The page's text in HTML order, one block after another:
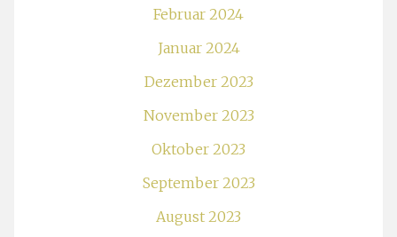
Februar 2024
Januar 2024
Dezember 2023
November 2023
Oktober 2023
September 2023
August 2023